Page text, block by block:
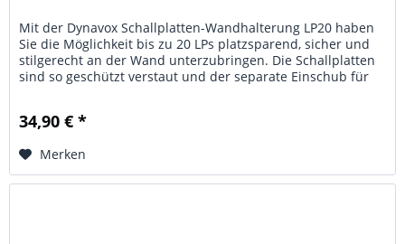
Mit der Dynavox Schallplatten-Wandhalterung LP20 haben
Sie die Möglichkeit bis zu 20 LPs platzsparend, sicher und
stilgerecht an der Wand unterzubringen. Die Schallplatten
sind so geschützt verstaut und der separate Einschub für
34,90 € *
Merken